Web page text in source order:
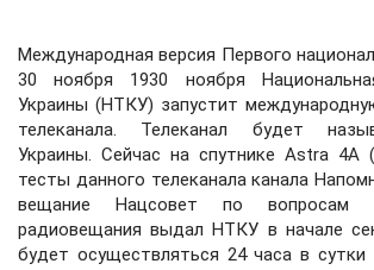
Международная версия Первого
30 ноября 1930 ноября
Украины (НТКУ) запустит
телеканала. Телеканал будет
Украины. Сейчас на спутнике Astra 4A
тесты данного телеканала канала
вещание Нацсовет по вопросам
радиовещания выдал НТКУ в начале
будет осуществляться 24 часа в сутки